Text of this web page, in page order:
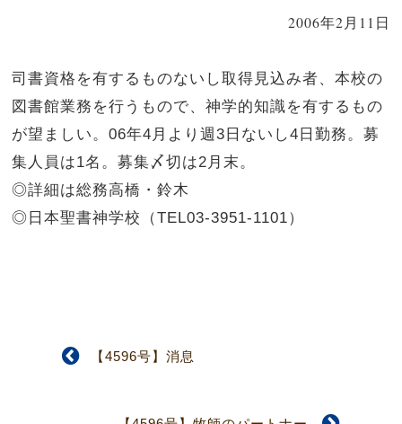
2006年2月11日
司書資格を有するものないし取得見込み者、本校の
図書館業務を行うもので、神学的知識を有するもの
が望ましい。06年4月より週3日ないし4日勤務。募
集人員は1名。募集〆切は2月末。
◎詳細は総務高橋・鈴木
◎日本聖書神学校（TEL03-3951-1101）
【4596号】消息